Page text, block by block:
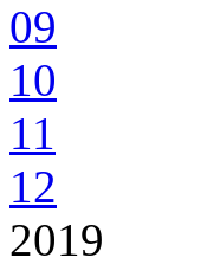
09
10
11
12
2019